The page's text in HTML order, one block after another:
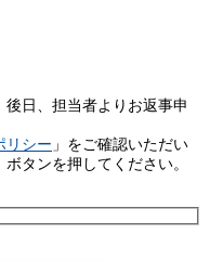
日、担当者よりお返事申
リシー 」をご確認いただい
タンを押してください。